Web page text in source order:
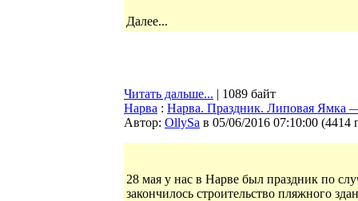
Далее...
Читать дальше... | 1089 байт
Нарва : Нарва. Праздник. Липовая Ямка
Автор: OllySa в 05/06/2016 07:10:00 (4414
28 мая у нас в Нарве был праздник по
закончилось строительство пляжного